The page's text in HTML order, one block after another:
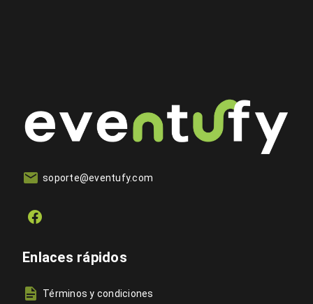
soporte@eventufy.com
Enlaces rápidos
Términos y condiciones